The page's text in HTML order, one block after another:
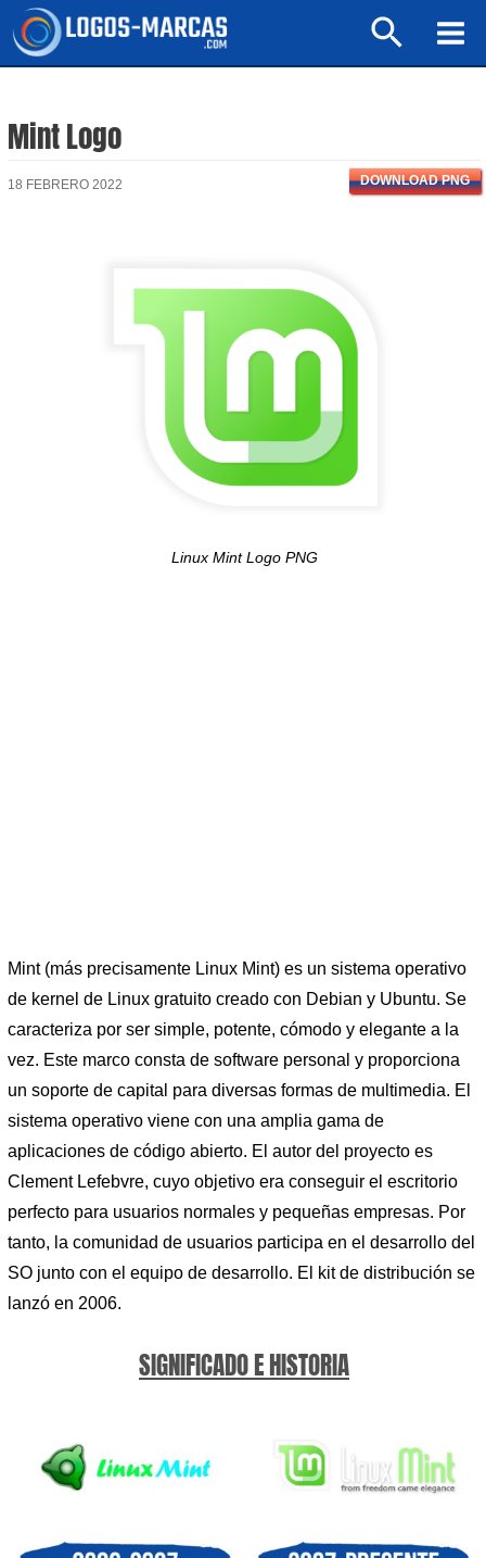
Buscar
Mint Logo
18 FEBRERO 2022 DOWNLOAD PNG
Linux Mint Logo PNG
Mint (más precisamente Linux Mint) es un sistema operativo
de kernel de Linux gratuito creado con Debian y Ubuntu. Se
caracteriza por ser simple, potente, cómodo y elegante a la
vez. Este marco consta de software personal y proporciona
un soporte de capital para diversas formas de multimedia. El
sistema operativo viene con una amplia gama de
aplicaciones de código abierto. El autor del proyecto es
Clement Lefebvre, cuyo objetivo era conseguir el escritorio
perfecto para usuarios normales y pequeñas empresas. Por
tanto, la comunidad de usuarios participa en el desarrollo del
SO junto con el equipo de desarrollo. El kit de distribución se
lanzó en 2006.
SIGNIFICADO E HISTORIA